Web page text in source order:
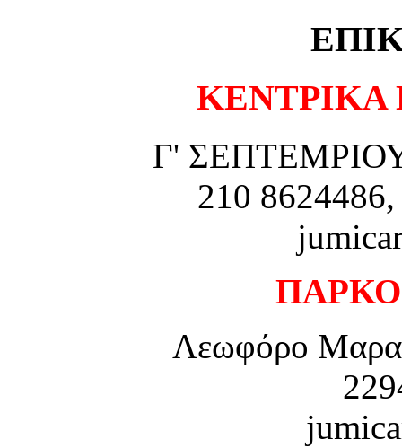
ΚΕΝΤΡΙΚΑ
Γ' ΣΕΠΤΕΜΡΙΟΥ
210
Λεωφόρο